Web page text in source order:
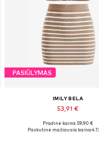
PASIŪLYMAS
IMILY BELA
53,91 €
Galimi dydžiai: 36, 38, 40,
Pradinė kaina: 59,90 €
Paskutinė mažiausia kaina: